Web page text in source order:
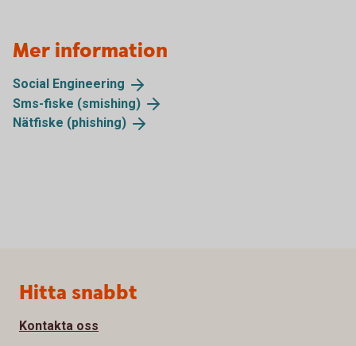
Mer information
Social Engineering
Sms-fiske (smishing)
Nätfiske (phishing)
Sidfot
Hitta snabbt
Kontakta oss